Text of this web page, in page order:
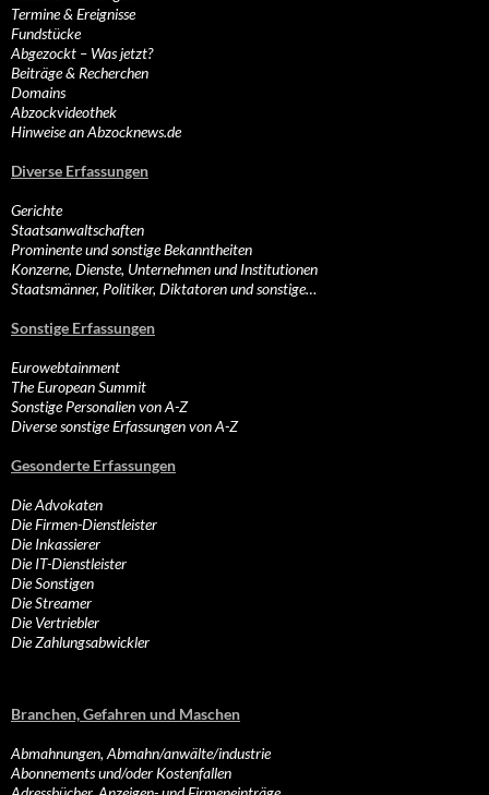
Termine & Ereignisse
Fundstücke
Abgezockt – Was jetzt?
Beiträge & Recherchen
Domains
Abzockvideothek
Hinweise an Abzocknews.de
Diverse Erfassungen
Gerichte
Staatsanwaltschaften
Prominente und sonstige Bekanntheiten
Konzerne, Dienste, Unternehmen und Institutionen
Staatsmänner, Politiker, Diktatoren und sonstige…
Sonstige Erfassungen
Eurowebtainment
The European Summit
Sonstige Personalien von A-Z
Diverse sonstige Erfassungen von A-Z
Gesonderte Erfassungen
Die Advokaten
Die Firmen-Dienstleister
Die Inkassierer
Die IT-Dienstleister
Die Sonstigen
Die Streamer
Die Vertriebler
Die Zahlungsabwickler
Branchen, Gefahren und Maschen
Abmahnungen, Abmahn/anwälte/industrie
Abonnements und/oder Kostenfallen